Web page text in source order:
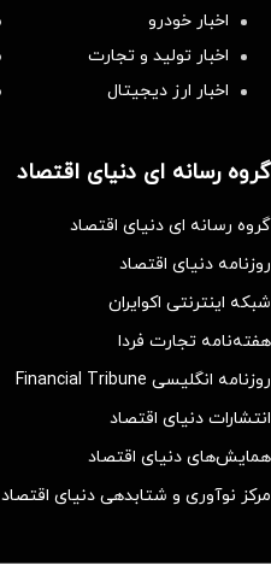
اخبار خودرو
اخبار تولید و تجارت
اخبار ارز دیجیتال
گروه رسانه ای دنیای اقتصاد
گروه رسانه ای دنیای اقتصاد
روزنامه دنیای اقتصاد
شبکه اینترنتی اکوایران
هفته‌نامه تجارت فردا
روزنامه انگلیسی Financial Tribune
انتشارات دنیای اقتصاد
همایش‌های دنیای اقتصاد
مرکز نوآوری و شتابدهی دنیای اقتصاد